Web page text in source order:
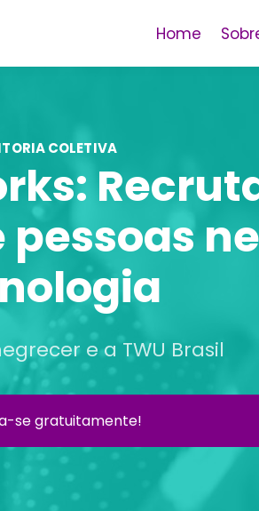
Home
COLETIVA
e a TWU Brasil
se gratuitamente!